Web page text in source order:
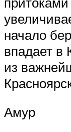
начало
впадает в
из
Амур